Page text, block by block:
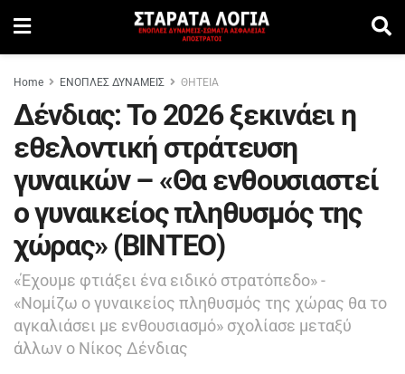
Home ΕΝΟΠΛΕΣ ΔΥΝΑΜΕΙΣ ΘΗΤΕΙΑ
Δένδιας: Το 2026 ξεκινάει η
εθελοντική στράτευση
γυναικών – «Θα ενθουσιαστεί
ο γυναικείος πληθυσμός της
χώρας» (ΒΙΝΤΕΟ)
«Έχουμε φτιάξει ένα ειδικό στρατόπεδο» -
«Νομίζω ο γυναικείος πληθυσμός της χώρας θα το
αγκαλιάσει με ενθουσιασμό» σχολίασε μεταξύ
άλλων ο Νίκος Δένδιας